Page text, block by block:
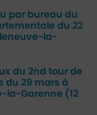
par bureau du
du 22
la-
du 2nd tour de
du 29 mars à
la-Garenne (12